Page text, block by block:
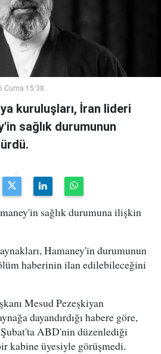
Cuma 15:38
kuruluşları, İran lideri
sağlık durumunun
sağlık durumuna ilişkin
Hamaney'in durumunun
ölüm haberinin ilan edilebileceğini
Mesud Pezeşkiyan
dayandırdığı habere göre,
ABD'nin düzenlediği
kabine üyesiyle görüşmedi.